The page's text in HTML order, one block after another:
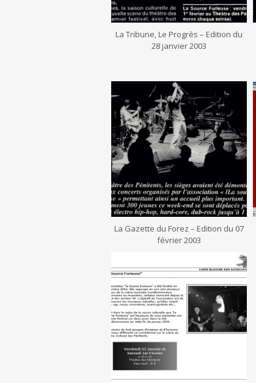
La Tribune, Le Progrès – Edition du
28 janvier 2003
La Gazette du Forez – Edition du 07
février 2003